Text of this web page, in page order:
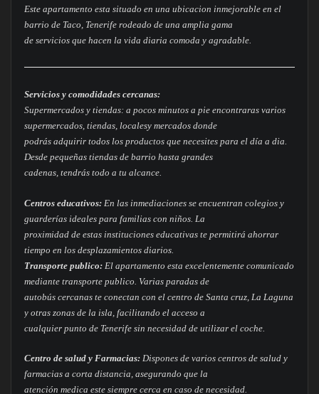
Este apartamento esta situado en una ubicacion inmejorable en el
barrio de Taco, Tenerife rodeado de una amplia gama
de servicios que hacen la vida diaria comoda y agradable.
Servicios y comodidades cercanas:
Supermercados y tiendas: a pocos minutos a pie encontraras varios
supermercados, tiendas, localesy mercados donde
podrás adquirir todos los productos que necesites para el día a dia.
Desde pequeñas tiendas de barrio hasta grandes
cadenas, tendrás todo a tu alcance.
Centros educativos:En las inmediaciones se encuentran colegios y
guarderías ideales para familias con niños. La
proximidad de estas instituciones educativas te permitirá ahorrar
tiempo en los desplazamientos diarios.
Transporte publico:El apartamento esta excelentemente comunicado
mediante transporte publico. Varias paradas de
autobús cercanas te conectan con el centro de Santa cruz, La Laguna
y otras zonas de la isla, facilitando el acceso a
cualquier punto de Tenerife sin necesidad de utilizar el coche.
Centro de salud y Farmacias:Dispones de varios centros de salud y
farmacias a corta distancia, asegurando que la
atención medica este siempre cerca en caso de necesidad.